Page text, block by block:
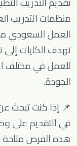
منظمات التدريب
العمل السعودي
تهدف الكليات إلى
للعمل في مختلف
الجودة.
في التقديم على
هذه الفرص متاحة